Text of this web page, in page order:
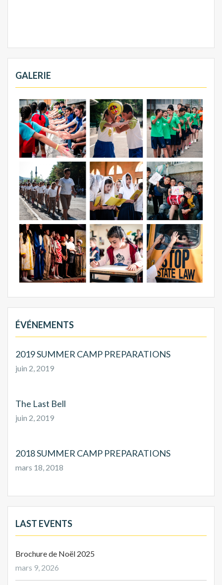
GALERIE
ÉVÉNEMENTS
2019 SUMMER CAMP PREPARATIONS
juin 2, 2019
The Last Bell
juin 2, 2019
2018 SUMMER CAMP PREPARATIONS
mars 18, 2018
LAST EVENTS
Brochure de Noël 2025
mars 9, 2026